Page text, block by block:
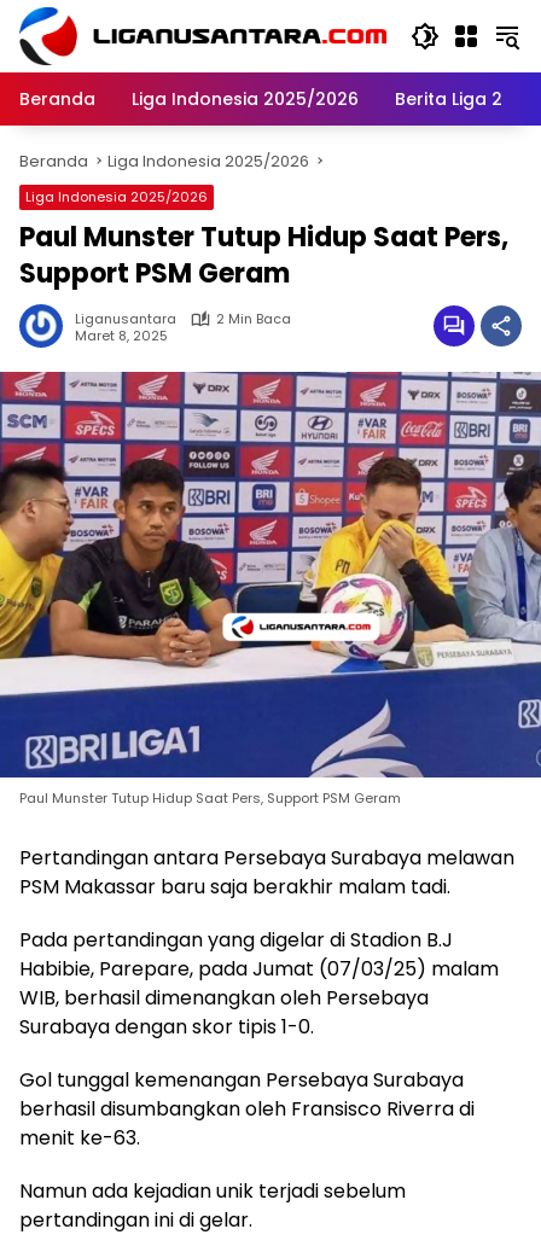
Langsung
konten
Beranda
Liga Indonesia 2025/2026 Berita Liga 2
Beranda Liga Indonesia 2025/2026
Liga Indonesia 2025/2026
Paul Munster Tutup Hidup Saat Pers,
Support PSM Geram
Liganusantara
2 Min Baca
Maret 8, 2025
Paul Munster Tutup Hidup Saat Pers, Support PSM Geram
Pertandingan antara Persebaya Surabaya melawan
PSM Makassar baru saja berakhir malam tadi.
Pada pertandingan yang digelar di Stadion B.J
Habibie, Parepare, pada Jumat (07/03/25) malam
WIB, berhasil dimenangkan oleh Persebaya
Surabaya dengan skor tipis 1-0.
Gol tunggal kemenangan Persebaya Surabaya
berhasil disumbangkan oleh Fransisco Riverra di
menit ke-63.
Namun ada kejadian unik terjadi sebelum
pertandingan ini di gelar.